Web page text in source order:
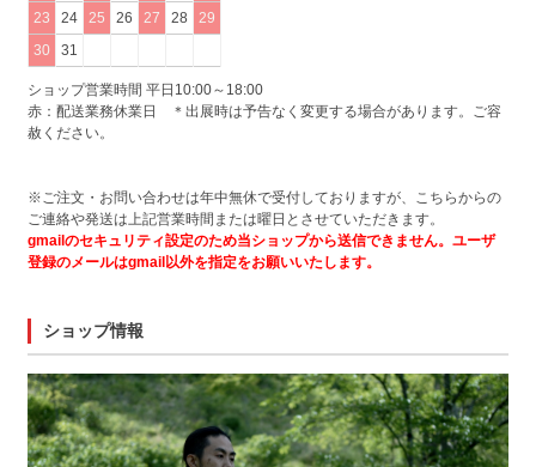
23
24 25 26 27 28
29
30
31
ショップ営業時間 平日10:00～18:00
赤：配送業務休業日 ＊出展時は予告なく変更する場合があります。ご容
赦ください。
※ご注文・お問い合わせは年中無休で受付しておりますが、こちらからの
ご連絡や発送は上記営業時間または曜日とさせていただきます。
gmailのセキュリティ設定のため当ショップから送信できません。ユーザ
登録のメールはgmail以外を指定をお願いいたします。
ショップ情報